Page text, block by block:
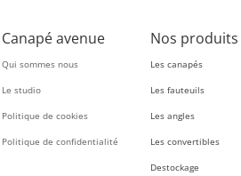
Canapé avenue
Qui sommes nous
Le studio
Politique de cookies
Politique de confidentialité
Nos produits
Les canapés
Les fauteuils
Les angles
Les convertibles
Destockage